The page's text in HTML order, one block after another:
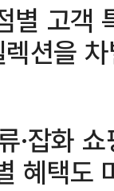
별 고객
션을
잡화
혜택도